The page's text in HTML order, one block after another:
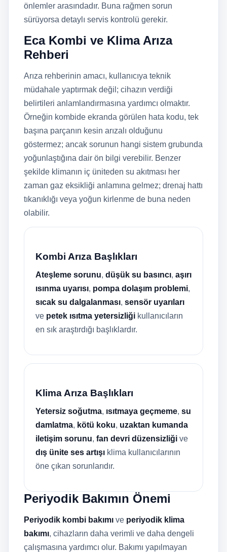
önlemler arasındadır. Buna rağmen sorun
sürüyorsa detaylı servis kontrolü gerekir.
Eca Kombi ve Klima Arıza
Rehberi
Arıza rehberinin amacı, kullanıcıya teknik
müdahale yaptırmak değil; cihazın verdiği
belirtileri anlamlandırmasına yardımcı olmaktır.
Örneğin kombide ekranda görülen hata kodu, tek
başına parçanın kesin arızalı olduğunu
göstermez; ancak sorunun hangi sistem grubunda
yoğunlaştığına dair ön bilgi verebilir. Benzer
şekilde klimanın iç üniteden su akıtması her
zaman gaz eksikliği anlamına gelmez; drenaj hattı
tıkanıklığı veya yoğun kirlenme de buna neden
olabilir.
Kombi Arıza Başlıkları
Ateşleme sorunu, düşük su basıncı, aşırı
ısınma uyarısı, pompa dolaşım problemi,
sıcak su dalgalanması, sensör uyarıları
ve petek ısıtma yetersizliği kullanıcıların
en sık araştırdığı başlıklardır.
Klima Arıza Başlıkları
Yetersiz soğutma, ısıtmaya geçmeme, su
damlatma, kötü koku, uzaktan kumanda
iletişim sorunu, fan devri düzensizliği ve
dış ünite ses artışı klima kullanıcılarının
öne çıkan sorunlarıdır.
Periyodik Bakımın Önemi
Periyodik kombi bakımı ve periyodik klima
bakımı, cihazların daha verimli ve daha dengeli
çalışmasına yardımcı olur. Bakımı yapılmayan